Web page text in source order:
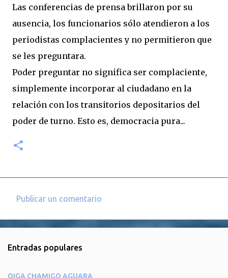
Las conferencias de prensa brillaron por su
ausencia, los funcionarios sólo atendieron a los
periodistas complacientes y no permitieron que
se les preguntara.
Poder preguntar no significa ser complaciente,
simplemente incorporar al ciudadano en la
relación con los transitorios depositarios del
poder de turno. Esto es, democracia pura...
e
Publicar un comentario
Entradas populares
OIGA CHAMIGO AGUARA